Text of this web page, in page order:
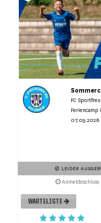
FC
Feriencamp
07.09.2026
LEIDER
WARTELISTE